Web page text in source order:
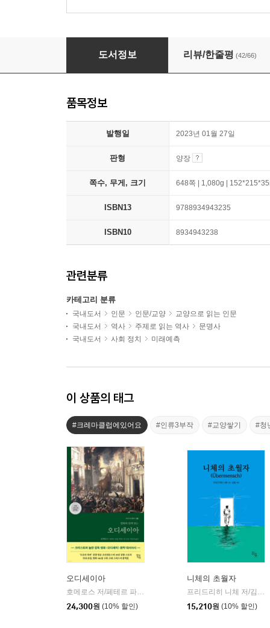
사피엔스 (양장 특별판)
도서정보 리뷰/한줄평 (42/66)
품목정보
발행일 2023년 01월 27일
판형 양장
쪽수, 무게, 크기 648쪽 | 1,080g |
ISBN13 9788934943235
ISBN10 8934943238
관련분류
카테고리 분류
국내도서 인문 인문/교양
교양으로 읽는 인문
국내도서
역사 주제로 읽는 역사
문명사
국내도서
사회 정치 미래예측
이 상품의 태그
#크레마클럽에있어요 #인류3부작 #교양쌓기 #청
오디세이아
호메로스 저/페테르 파울 루벤스 그림/박문재 역 |
현대지성
24,300원 (10% 할인)
니체의 초월자
프리드리히 니체 저/김철 편역
15,210원 (10% 할인)